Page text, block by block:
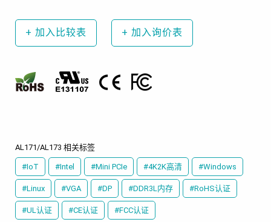
+ 加入比较表 + 加入询价表
AL171/AL173 相关标签
#IoT #Intel #Mini PCIe #4K2K高清 #Windows
#Linux #VGA #DP #DDR3L内存 #RoHS认证
#UL认证 #CE认证 #FCC认证